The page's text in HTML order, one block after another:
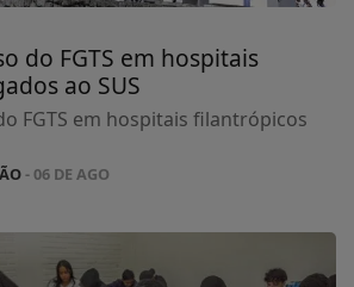
do FGTS em hospitais
ao SUS
FGTS em hospitais filantrópicos
- 06 DE AGO